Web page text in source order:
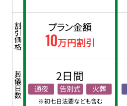
割引価格
葬儀日数
プラン金額
10万円割引
2日間
通夜 告別式 火葬
※初七日法要なども含む